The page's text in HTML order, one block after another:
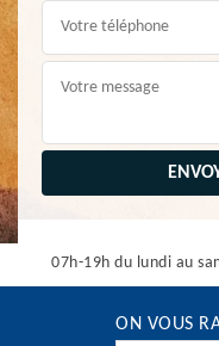
07h-19h du lundi au
ON VOUS